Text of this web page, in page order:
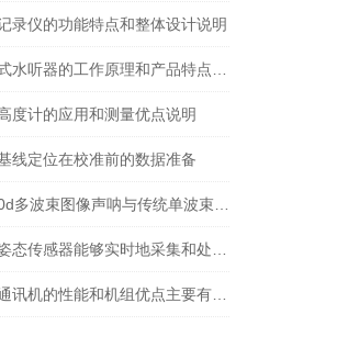
录仪的功能特点和整体设计说明
度计的应用和测量优点说明
线定位在校准前的数据准备